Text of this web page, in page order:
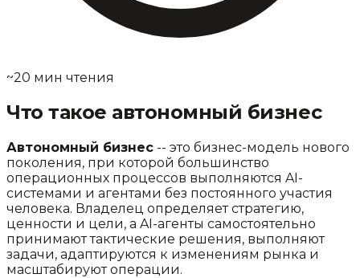
~20 мин чтения
Что такое автономный бизнес
Автономный бизнес -- это бизнес-модель нового
поколения, при которой большинство
операционных процессов выполняются AI-
системами и агентами без постоянного участия
человека. Владелец определяет стратегию,
ценности и цели, а AI-агенты самостоятельно
принимают тактические решения, выполняют
задачи, адаптируются к изменениям рынка и
масштабируют операции.